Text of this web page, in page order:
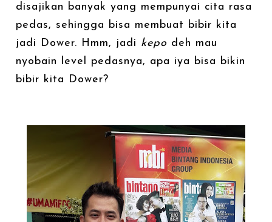
disajikan banyak yang mempunyai cita rasa
pedas, sehingga bisa membuat bibir kita
jadi Dower. Hmm, jadi kepo deh mau
nyobain level pedasnya, apa iya bisa bikin
bibir kita Dower?